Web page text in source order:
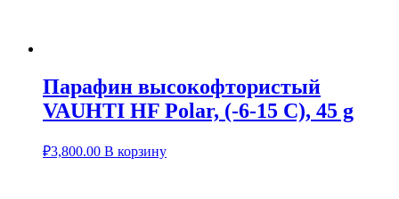
Парафин высокофтористый
VAUHTI HF Polar, (-6-15 C), 45 g
₽3,800.00 В корзину